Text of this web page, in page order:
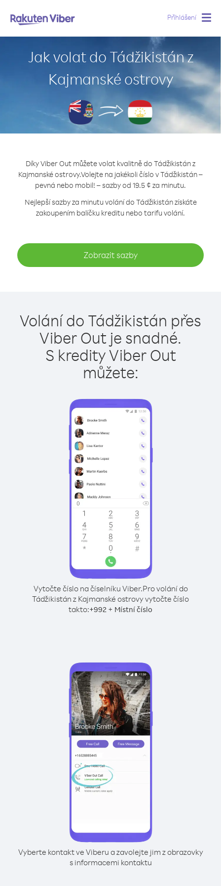
Přihlášení
Jak volat do Tádžikistán z
Kajmanské ostrovy
Díky Viber Out můžete volat kvalitně do Tádžikistán z
Kajmanské ostrovy.Volejte na jakékoli číslo v Tádžikistán –
pevná nebo mobil! – sazby od 19.5 ¢ za minutu.
Nejlepší sazby za minutu volání do Tádžikistán získáte
zakoupením balíčku kreditu nebo tarifu volání.
Zobrazit sazby
Volání do Tádžikistán přes
Viber Out je snadné.
S kredity Viber Out
můžete:
Vytočte číslo na číselníku Viber.Pro volání do
Tádžikistán z Kajmanské ostrovy vytočte číslo
takto:+992 + Místní číslo
Vyberte kontakt ve Viberu a zavolejte jim z obrazovky
s informacemi kontaktu